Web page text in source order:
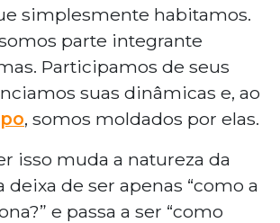
simplesmente habitamos.
parte integrante
Participamos de seus
suas dinâmicas e, ao
, somos moldados por elas.
isso muda a natureza da
deixa de ser apenas “como a
e passa a ser “como